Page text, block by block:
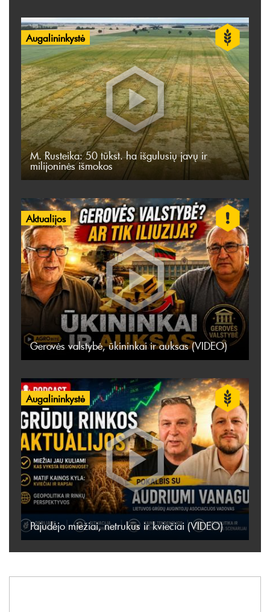
Augalininkystė
M. Rusteika: 50 tūkst. ha išgulusių javų ir
milijoninės išmokos
Aktualijos
Gerovės valstybė, ūkininkai ir auksas (VIDEO)
Augalininkystė
Pajudėjo miežiai, netrukus ir kviečiai (VIDEO)